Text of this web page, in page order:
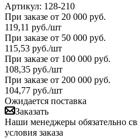
Артикул: 128-210
При заказе от 20 000 руб.
119,11 руб./шт
При заказе от 50 000 руб.
115,53 руб./шт
При заказе от 100 000 руб.
108,35 руб./шт
При заказе от 200 000 руб.
104,77 руб./шт
Ожидается поставка
Заказать
Наши менеджеры обязательно
условия заказа